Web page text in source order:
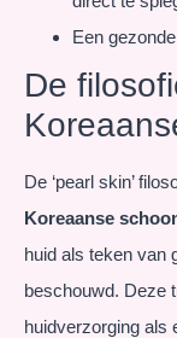
Een
De
De ‘pearl skin’
Koreaanse
huid als teken van
beschouwd. Deze
huidverzorging als